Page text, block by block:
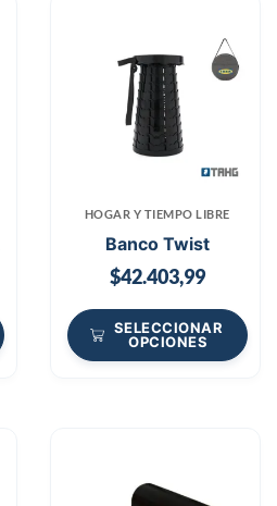
HOGAR Y TIEMPO LIBRE
Banco Twist
$42.403,99
SELECCIONAR
OPCIONES